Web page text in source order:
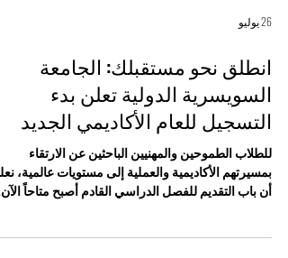
26 يوليو
انطلق نحو مستقبلك: الجامعة
السويسرية الدولية تعلن بدء
التسجيل للعام الأكاديمي الجديد
للطلاب الطموحين والمهنيين الباحثين عن الارتقاء